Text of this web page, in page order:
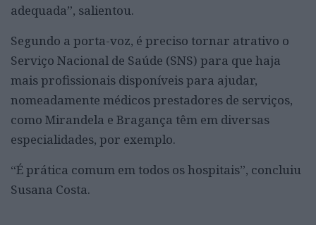
adequada”, salientou.
Segundo a porta-voz, é preciso tornar atrativo o
Serviço Nacional de Saúde (SNS) para que haja
mais profissionais disponíveis para ajudar,
nomeadamente médicos prestadores de serviços,
como Mirandela e Bragança têm em diversas
especialidades, por exemplo.
“É prática comum em todos os hospitais”, concluiu
Susana Costa.